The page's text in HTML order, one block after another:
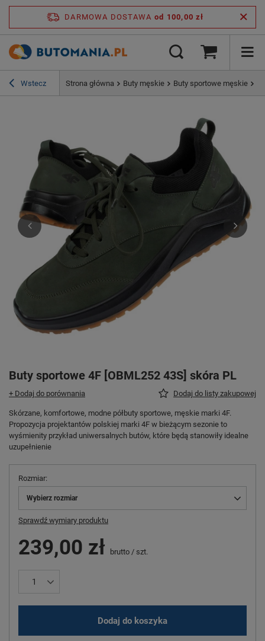
DARMOWA DOSTAWA od 100,00 zł
Wstecz Strona główna Buty męskie Buty sportowe męskie
Buty sportowe 4F [OBML252 43S] skóra PL
+ Dodaj do porównania Dodaj do listy zakupowej
Skórzane, komfortowe, modne półbuty sportowe, męskie marki 4F.
Propozycja projektantów polskiej marki 4F w bieżącym sezonie to
wyśmienity przykład uniwersalnych butów, które będą stanowiły idealne
uzupełnienie
Rozmiar
Wybierz rozmiar
Sprawdź wymiary produktu
239,00 zł brutto / szt.
Dodaj do koszyka